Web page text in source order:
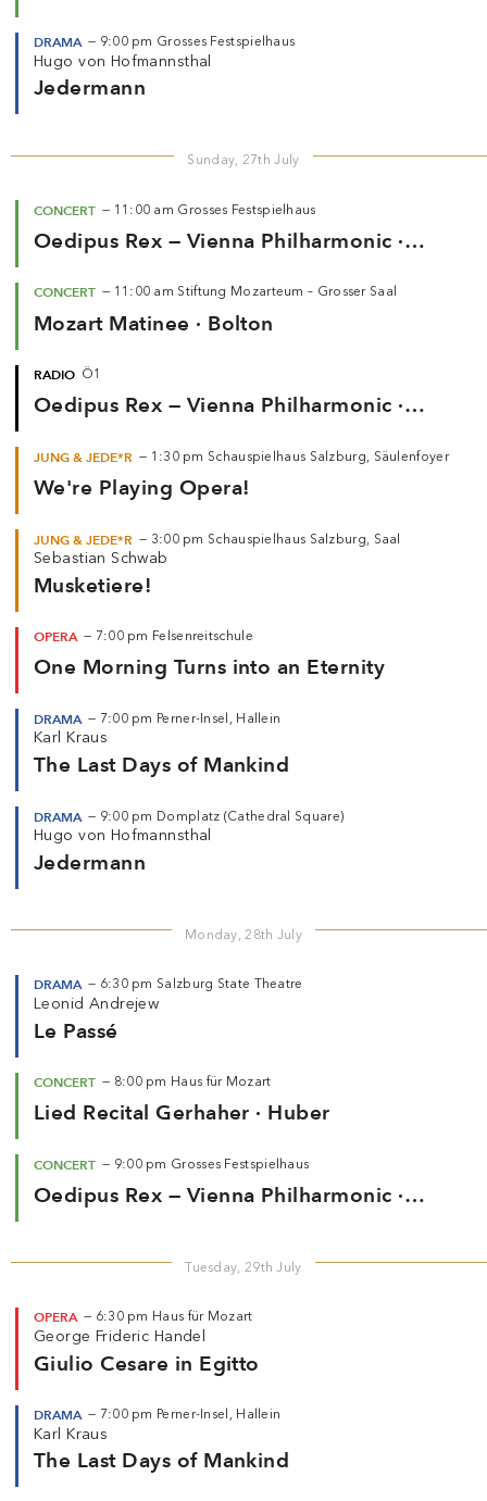
DRAMA — 9:00 pm Grosses Festspielhaus
Hugo von Hofmannsthal
Jedermann
Sunday, 27th July
CONCERT — 11:00 am Grosses Festspielhaus
Oedipus Rex — Vienna Philharmonic ·
CONCERT — 11:00 am Stiftung Mozarteum – Grosser Saal
Mozart Matinee · Bolton
RADIO Ö1
Oedipus Rex — Vienna Philharmonic ·
JUNG & JEDE*R — 1:30 pm Schauspielhaus Salzburg, Säulenfoyer
We're Playing Opera!
JUNG & JEDE*R — 3:00 pm Schauspielhaus Salzburg, Saal
Sebastian Schwab
Musketiere!
OPERA — 7:00 pm Felsenreitschule
One Morning Turns into an Eternity
DRAMA — 7:00 pm Perner-Insel, Hallein
Karl Kraus
The Last Days of Mankind
DRAMA — 9:00 pm Domplatz (Cathedral Square)
Hugo von Hofmannsthal
Jedermann
Monday, 28th July
DRAMA — 6:30 pm Salzburg State Theatre
Leonid Andrejew
Le Passé
CONCERT — 8:00 pm Haus für Mozart
Lied Recital Gerhaher · Huber
CONCERT — 9:00 pm Grosses Festspielhaus
Oedipus Rex — Vienna Philharmonic ·
Tuesday, 29th July
OPERA — 6:30 pm Haus für Mozart
George Frideric Handel
Giulio Cesare in Egitto
DRAMA — 7:00 pm Perner-Insel, Hallein
Karl Kraus
The Last Days of Mankind